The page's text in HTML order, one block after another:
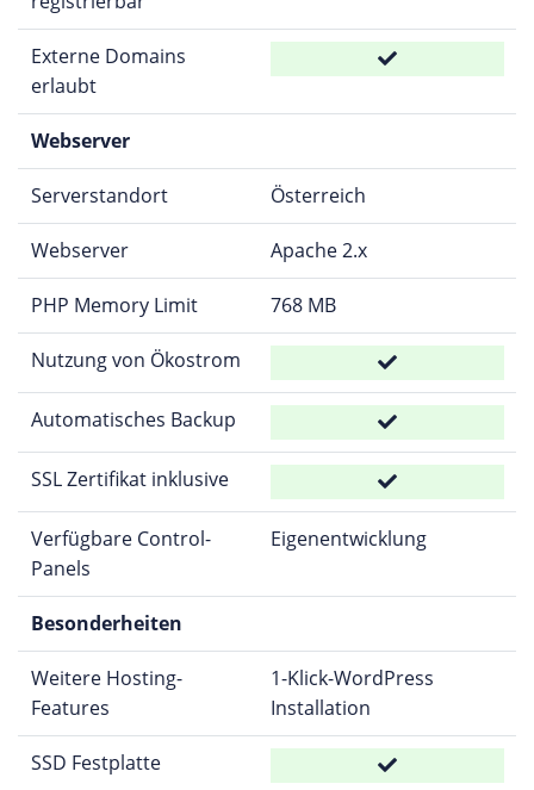
Externe Domains
erlaubt
Webserver
Serverstandort Österreich
Webserver Apache 2.x
PHP Memory Limit 768 MB
Nutzung von Ökostrom
Automatisches Backup
SSL Zertifikat inklusive
Verfügbare Control-
Panels
Eigenentwicklung
Besonderheiten
Weitere Hosting-
Features
1-Klick-WordPress
Installation
SSD Festplatte